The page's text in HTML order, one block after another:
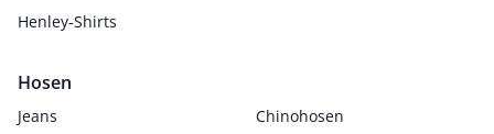
Henley-Shirts
Hosen
Jeans
Chinohosen